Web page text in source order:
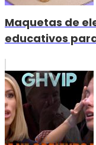
Maquetas de
educativos